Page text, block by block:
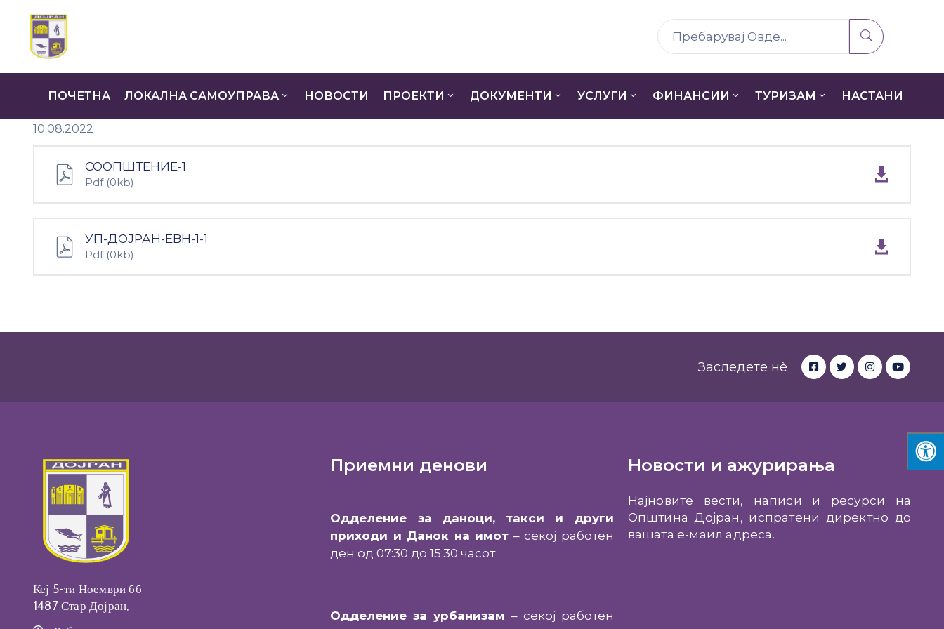
ПОЧЕТНА ЛОКАЛНА САМОУПРАВА НОВОСТИ ПРОЕКТИ ДОКУМЕНТИ УСЛУГИ ФИНАНСИИ ТУРИЗАМ НАСТАНИ
10.08.2022
СООПШТЕНИЕ-1
Pdf (0kb)
УП-ДОЈРАН-ЕВН-1-1
Pdf (0kb)
Заследете нè
Кеј 5-ти Ноември бб
1487 Стар Дојран,
Приемни денови
Одделение за даноци, такси и други
приходи и Данок на имот – секој работен
ден од 07:30 до 15:30 часот
Одделение за урбанизам – секој работен
Новости и ажурирања
Најновите вести, написи и ресурси на
Општина Дојран, испратени директно до
вашата е-маил адреса.